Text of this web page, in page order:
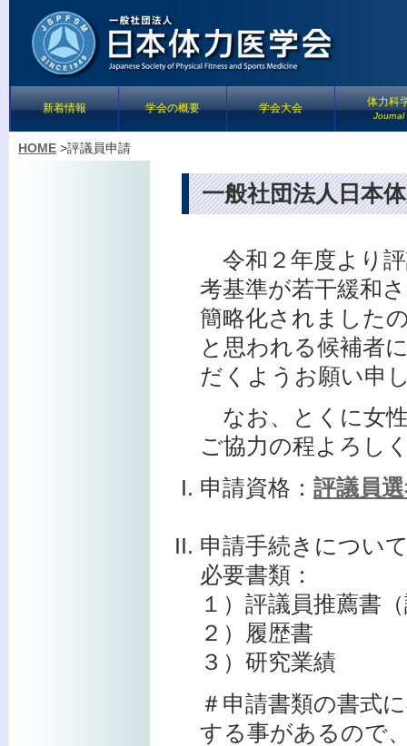
新着情報 学会の概要 学会大会
体力科
Journal
HOME >評議員申請
一般社団法人日本
令和２年度より
考基準が若干緩和
簡略化されました
と思われる候補者
だくようお願い申
なお、とくに女
ご協力の程よろし
申請資格： 評議員
申請手続きについ
必要書類：
１）評議員推薦書
２）履歴書
３）研究業績
＃申請書類の書式
する事があるので